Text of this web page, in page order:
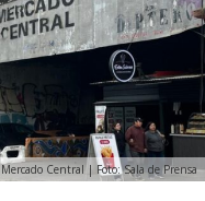
Mercado Central | Foto: Sala de Prensa